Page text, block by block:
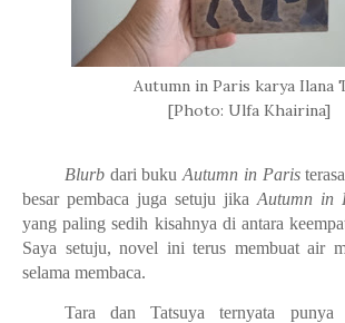
Autumn in Paris karya Ilana
[Photo: Ulfa Khairina]
Blurb dari bukuAutumn in Paris
besar pembaca juga setuju jika Autumn in
yang paling sedih kisahnya di antara
Saya setuju, novel ini terus membuat air
selama membaca.
Tara dan Tatsuya ternyata punya